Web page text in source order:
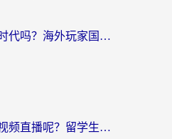
在国外可以打炫舞时代吗？海外玩家国服游戏加速全攻略（附实测推荐）
在国外怎么看腾讯视频直播呢？留学生亲测有效的回国加速指南